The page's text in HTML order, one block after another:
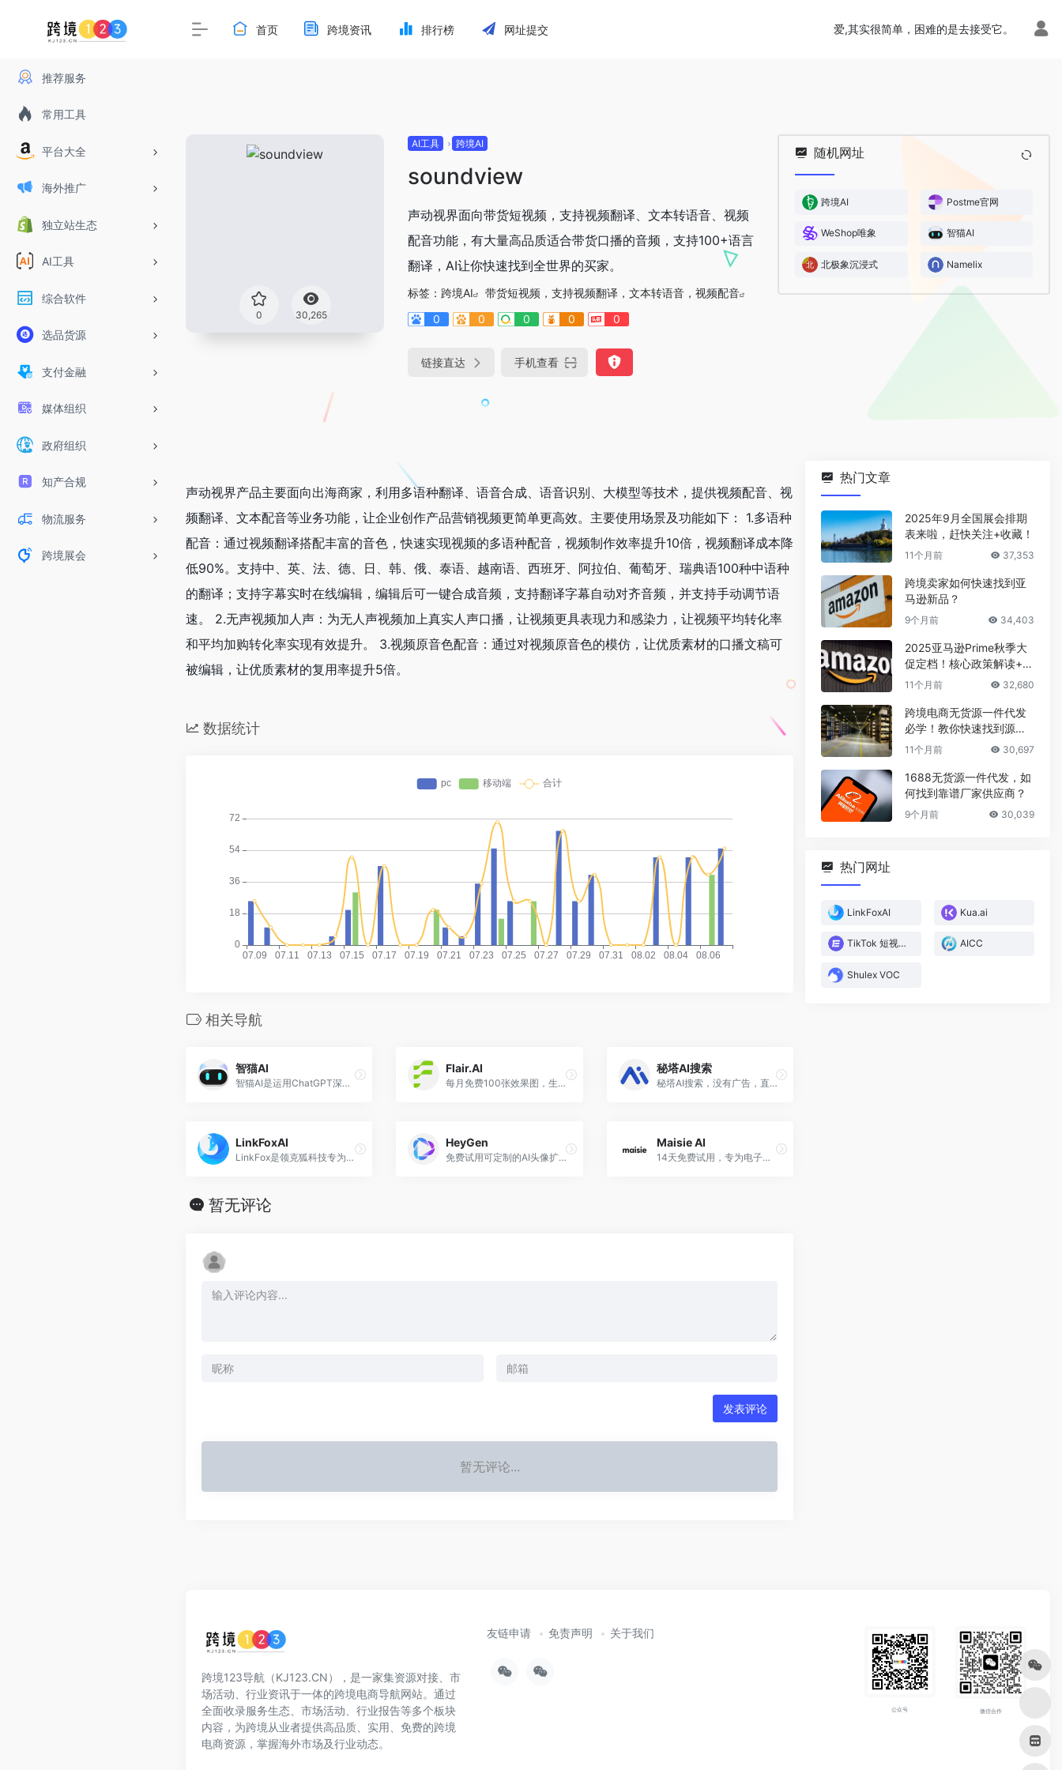
推荐服务
常用工具
平台大全
海外推广
独立站生态
AI工具
综合软件
选品货源
支付金融
媒体组织
政府组织
知产合规
物流服务
跨境展会
首页 跨境资讯 排行榜 网址提交 爱,其实很简单，困难的是去接受它。
0 30,265
AI工具 跨境AI
soundview
声动视界面向带货短视频，支持视频翻译、文本转语音、视频
配音功能，有大量高品质适合带货口播的音频，支持100+语言
翻译，AI让你快速找到全世界的买家。
标签： 跨境AI
带货短视频，支持视频翻译，文本转语音，视频配音
0
0 0 0 0
链接直达 手机查看
随机网址
跨境AI Postme官网
WeShop唯象 智猫AI
北极象沉浸式 Namelix
声动视界产品主要面向出海商家，利用多语种翻译、语音合成、语音识别、大模型等技术，提供视频配音、视
频翻译、文本配音等业务功能，让企业创作产品营销视频更简单更高效。主要使用场景及功能如下： 1.多语种
配音：通过视频翻译搭配丰富的音色，快速实现视频的多语种配音，视频制作效率提升10倍，视频翻译成本降
低90%。支持中、英、法、德、日、韩、俄、泰语、越南语、西班牙、阿拉伯、葡萄牙、瑞典语100种中语种
的翻译；支持字幕实时在线编辑，编辑后可一键合成音频，支持翻译字幕自动对齐音频，并支持手动调节语
速。 2.无声视频加人声：为无人声视频加上真实人声口播，让视频更具表现力和感染力，让视频平均转化率
和平均加购转化率实现有效提升。 3.视频原音色配音：通过对视频原音色的模仿，让优质素材的口播文稿可
被编辑，让优质素材的复用率提升5倍。
数据统计
相关导航
智猫AI
智猫AI是运用ChatGPT深度开发的，一款基于搜索引擎优化规则的跨境文案创作、营销及分析工具，不仅可以帮助跨境卖家快速完成产品标题、5点描述、listing优化、营销软文、广告语、邮件等文案创作，还能有效提升产品在亚马逊的排名及站点在谷歌搜索的排名。
Flair.AI
每月免费100张效果图，生成10组方案，为特定产品快速合成高质量的场景图
秘塔AI搜索
秘塔AI搜索，没有广告，直达结果
LinkFoxAI
LinkFox是领克狐科技专为跨境电商提供的AI工具，为跨境卖家提供AI模特/商品图模特/AI穿衣/换脸以及各种做图/场景图等AI工具服务，为中国百万跨境卖家降本增效。
HeyGen
免费试用可定制的AI头像扩展您的视频制作
Maisie AI
14天免费试用，专为电子商务所有者打造的数字助理解决方案
暂无评论
发表评论
暂无评论...
热门文章
2025年9月全国展会排期
表来啦，赶快关注+收藏！
11个月前 37,353
跨境卖家如何快速找到亚
马逊新品？
9个月前 34,403
2025亚马逊Prime秋季大
促定档！核心政策解读+爆
款选品攻略
11个月前 32,680
跨境电商无货源一件代发
必学！教你快速找到源头
厂家
11个月前 30,697
1688无货源一件代发，如
何找到靠谱厂家供应商？
9个月前 30,039
热门网址
LinkFoxAI Kua.ai
TikTok 短视频直播电商数据分析平台 AICC
Shulex VOC
跨境123导航（KJ123.CN），是一家集资源对接、市
场活动、行业资讯于一体的跨境电商导航网站。通过
全面收录服务生态、市场活动、行业报告等多个板块
内容，为跨境从业者提供高品质、实用、免费的跨境
电商资源，掌握海外市场及行业动态。
友链申请 免责声明 关于我们
公众号 微信合作